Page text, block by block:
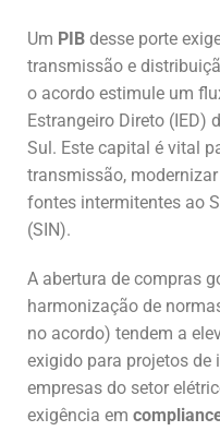
Um PIB desse porte
transmissão e
o acordo estimule um
Estrangeiro Direto (IED)
Sul. Este capital é vital
transmissão,
fontes intermitentes ao
(SIN).
A abertura de compras
harmonização de
no acordo) tendem a
exigido para projetos de
empresas do setor
exigência em